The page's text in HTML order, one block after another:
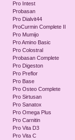
Pro Intest
Probasan
Pro Dialvit44
ProCurmin Complete II
Pro Mumijo
Pro Amino Basic
Pro Colostral
Probasan Complete
Pro Digeston
Pro Preflor
Pro Base
Pro Osteo Complete
Pro Sirtusan
Pro Sanatox
Pro Omega Plus
Pro Carnitin
Pro Vita D3
Pro Vita C